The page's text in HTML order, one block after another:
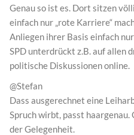
Genau so ist es. Dort sitzen
einfach nur „rote Karriere“
Anliegen ihrer Basis einfach
SPD unterdrückt z.B. auf allen
politische Diskussionen online.
@Stefan
Dass ausgerechnet eine
Spruch wirbt, passt
der Gelegenheit.